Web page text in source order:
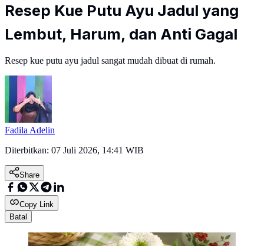
Resep Kue Putu Ayu Jadul yang
Lembut, Harum, dan Anti Gagal
Resep kue putu ayu jadul sangat mudah dibuat di rumah.
Fadila Adelin
Diterbitkan: 07 Juli 2026, 14:41 WIB
Share
Copy Link
Batal